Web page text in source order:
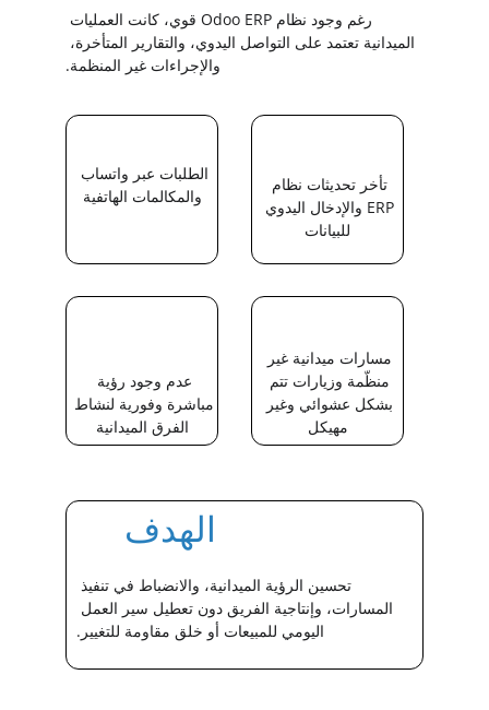
رغم وجود نظام Odoo ERP قوي، كانت العمليات
الميدانية تعتمد على التواصل اليدوي، والتقارير المتأخرة،
والإجراءات غير المنظمة.
الهدف
تحسين الرؤية الميدانية، والانضباط في تنفيذ
المسارات، وإنتاجية الفريق دون تعطيل سير العمل
اليومي للمبيعات أو خلق مقاومة للتغيير.
الطلبات عبر واتساب
والمكالمات الهاتفية
تأخر تحديثات نظام
ERP والإدخال اليدوي
للبيانات
عدم وجود رؤية
مباشرة وفورية لنشاط
الفرق الميدانية
مسارات ميدانية غير
منظّمة وزيارات تتم
بشكل عشوائي وغير
مهيكل